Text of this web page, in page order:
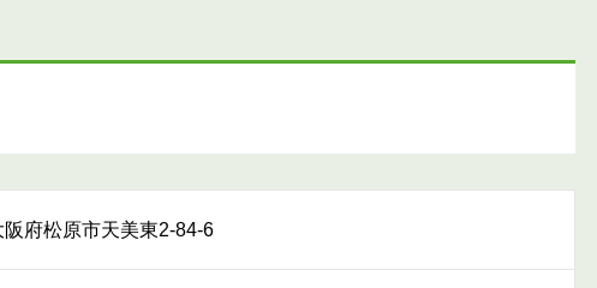
府松原市天美東2-84-6